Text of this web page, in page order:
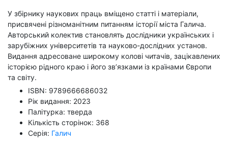
У збірнику наукових праць вміщено статті і матеріали,
присвячені різноманітним питанням історії міста Галича.
Авторський колектив становлять дослідники українських і
зарубіжних університетів та науково-дослідних установ.
Видання адресоване широкому колові читачів, зацікавлених
історією рідного краю і його зв’язками із країнами Європи
та світу.
ISBN: 9789666686032
Рік видання: 2023
Палітурка: тверда
Кількість сторінок: 368
Серія: Галич